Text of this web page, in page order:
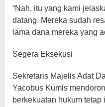
“Nah, itu yang kami
datang. Mereka sudah
lama dana mereka yang
Segera Eksekusi
Sekretaris Majelis Adat
Yacobus Kumis
berkekuatan hukum